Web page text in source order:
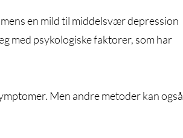
en mild til middelsvær depression
med psykologiske faktorer, som har
Men andre metoder kan også